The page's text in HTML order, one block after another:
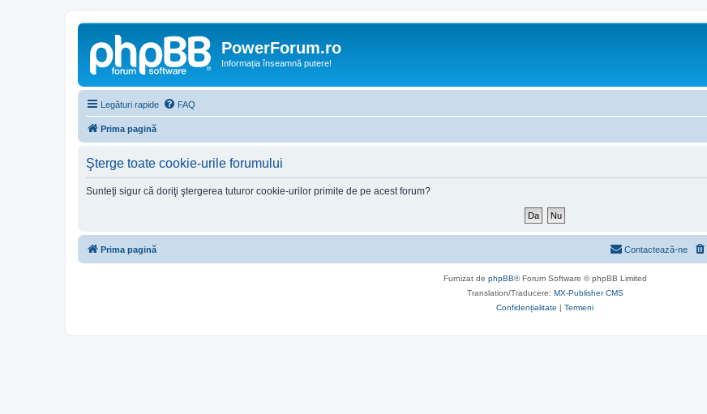
PowerForum.ro
Informația înseamnă putere!
Legături rapide FAQ
Prima pagină
Şterge toate cookie-urile forumului
Sunteţi sigur că doriţi ştergerea tuturor cookie-urilor primite de pe acest forum?
Prima pagină Contactează-ne
Furnizat de phpBB® Forum Software © phpBB Limited
Translation/Traducere: MX-Publisher CMS
Confidențialitate | Termeni